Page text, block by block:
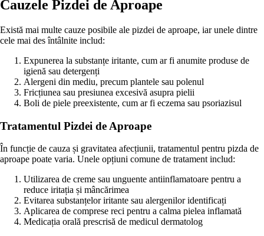
Cauzele Pizdei de Aproape
Există mai multe cauze posibile ale pizdei de aproape, iar unele dintre
cele mai des întâlnite includ:
Expunerea la substanțe iritante, cum ar fi anumite produse de
igienă sau detergenți
Alergeni din mediu, precum plantele sau polenul
Fricțiunea sau presiunea excesivă asupra pielii
Boli de piele preexistente, cum ar fi eczema sau psoriazisul
Tratamentul Pizdei de Aproape
În funcție de cauza și gravitatea afecțiunii, tratamentul pentru pizda de
aproape poate varia. Unele opțiuni comune de tratament includ:
Utilizarea de creme sau unguente antiinflamatoare pentru a
reduce iritația și mâncărimea
Evitarea substanțelor iritante sau alergenilor identificați
Aplicarea de comprese reci pentru a calma pielea inflamată
Medicația orală prescrisă de medicul dermatolog